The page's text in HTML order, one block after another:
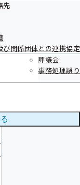
先
び関係団体との連携協定
評議会
事務処理誤り